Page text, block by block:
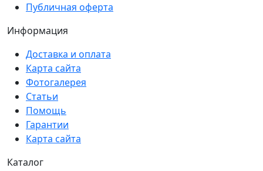
Публичная оферта
Информация
Доставка и оплата
Карта сайта
Фотогалерея
Статьи
Помощь
Гарантии
Карта сайта
Каталог